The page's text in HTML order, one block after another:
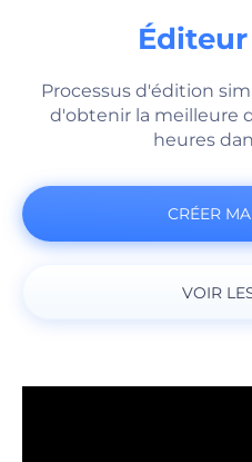
Processus d'édition
d'obtenir la meilleure
heures
CRÉER
VOIR